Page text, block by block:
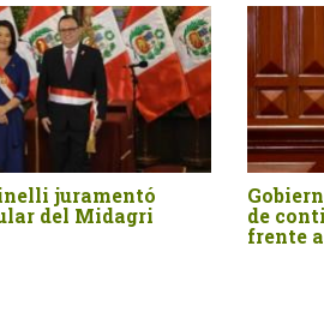
Publican ley que fortalece el
sistema de irrigación en
Cajamarca, Lambayeque,